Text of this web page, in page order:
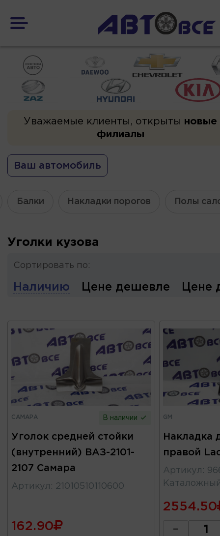
Уважаемые клиенты, открыты новые
филиалы
Ваш автомобиль
Балки Накладки порогов Полы
Уголки кузова
Сортировать по:
Наличию Цене дешевле Цене
САМАРА В наличии
Уголок средней стойки
(внутренний) ВАЗ-2101-
2107 Самара
Артикул : 21010510110600
162.90
GM
Накладка
правой
Артикул :
2554.50
-